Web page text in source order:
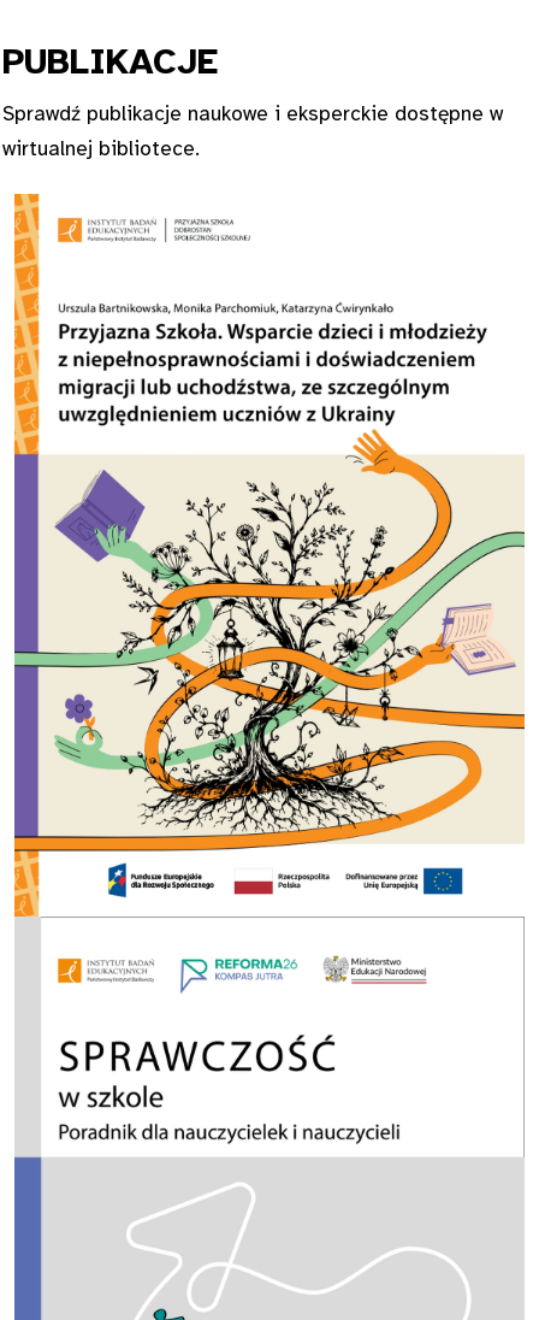
PUBLIKACJE
Sprawdź publikacje naukowe i eksperckie dostępne w
wirtualnej bibliotece.